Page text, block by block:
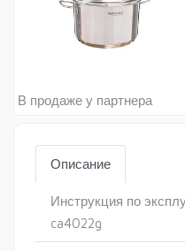
В продаже у партнера
Описание
Инструкция по
ca4022g